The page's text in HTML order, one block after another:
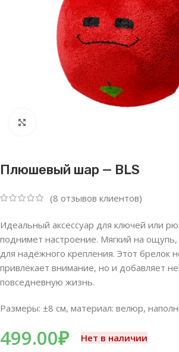
Плюшевый шар — BLS
(8 отзывов клиентов)
Идеальный аксессуар для ключей или
поднимет настроение. Мягкий на ощупь,
для надёжного крепления. Этот брелок
привлекает внимание, но и добавляет
повседневную жизнь.
Размеры: ±8 см, материал: велюр,
499.00₽
Нет в наличии